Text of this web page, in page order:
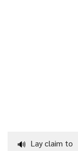
🔊 Lay claim to